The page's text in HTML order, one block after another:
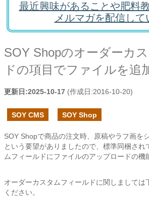
最近興味があることや肥料
メルマガを配信して
SOY Shopのオーダーカ
ドの項目でファイルを追
更新日:2025-10-17 (作成日:2016-10-20)
SOY CMS SOY Shop
SOY Shopで商品の注文時、原稿やラフ画を
という要望がありましたので、標準同梱され
ムフィールドにファイルのアップロードの機
オーダーカスタムフィールドに関しましては
ください。